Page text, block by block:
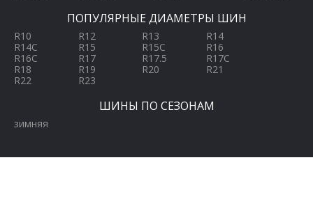
ПОПУЛЯРНЫЕ ДИАМЕТРЫ ШИН
R10 R12 R13
R14
R14C
R15 R15C
R16
R16C
R17 R17.5
R17C
R18
R19 R20
R21
R22
R23
ШИНЫ ПО СЕЗОНАМ
зимняя